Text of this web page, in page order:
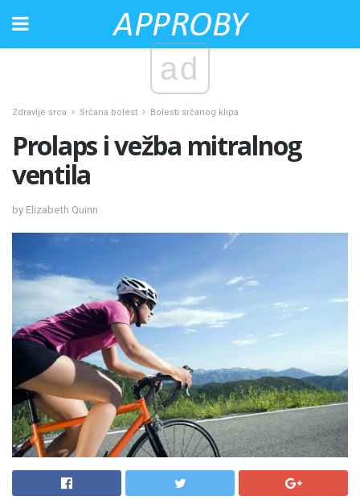
ad
Zdravlje srca Srčana bolest Bolesti srčanog klipa
Prolaps i vežba mitralnog
ventila
by Elizabeth Quinn